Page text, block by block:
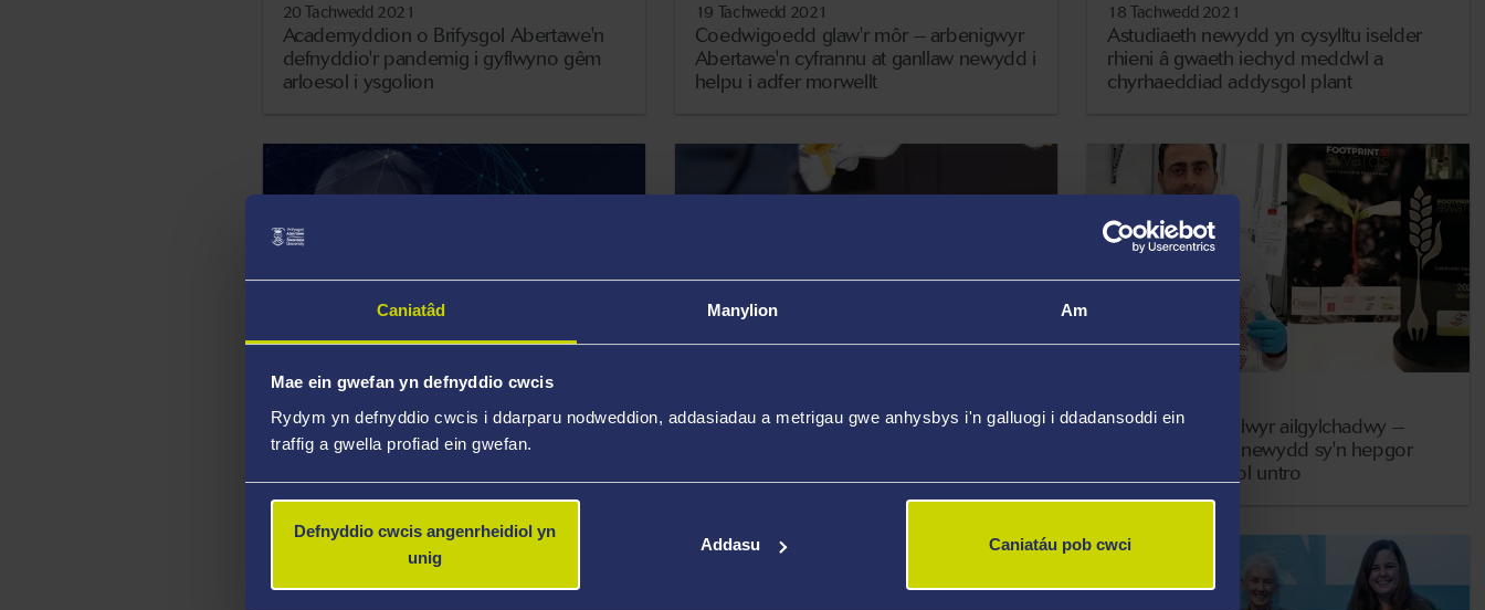
Caniatâd Manylion Am
Mae ein gwefan yn defnyddio cwcis
Rydym yn defnyddio cwcis i ddarparu nodweddion, addasiadau a metrigau gwe anhysbys i'n galluogi i ddadansoddi ein
traffig a gwella profiad ein gwefan.
Defnyddio cwcis angenrheidiol yn
unig
Addasu Caniatáu pob cwci
20 Tachwedd 2021
Academyddion o Brifysgol Abertawe'n
defnyddio'r pandemig i gyflwyno gêm
arloesol i ysgolion
19 Tachwedd 2021
Coedwigoedd glaw'r môr – arbenigwyr
Abertawe'n cyfrannu at ganllaw newydd i
helpu i adfer morwellt
18 Tachwedd 2021
Astudiaeth newydd yn cysylltu iselder
rhieni â gwaeth iechyd meddwl a
chyrhaeddiad addysgol plant
Darlith Zienkiewicz yn dychwelyd gyda
darlith gyhoeddus ar yr heriau o
Barn gymysg ymhlith meddygon teulu
Hambwrdd cig llwyr ailgylchadwy –
deunydd pacio newydd sy'n hepgor
padiau amsugnol untro